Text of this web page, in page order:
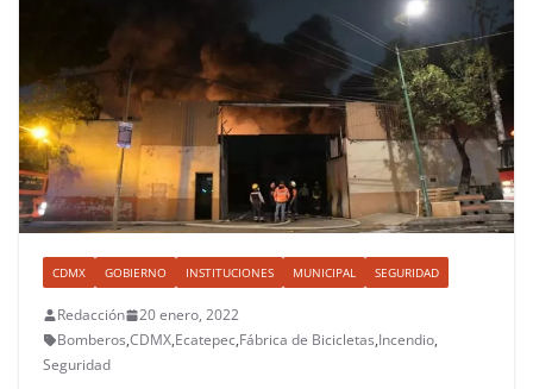
CDMX GOBIERNO INSTITUCIONES MUNICIPAL SEGURIDAD
Redacción
20 enero, 2022
Bomberos,CDMX,Ecatepec,Fábrica de Bicicletas,Incendio,
Seguridad